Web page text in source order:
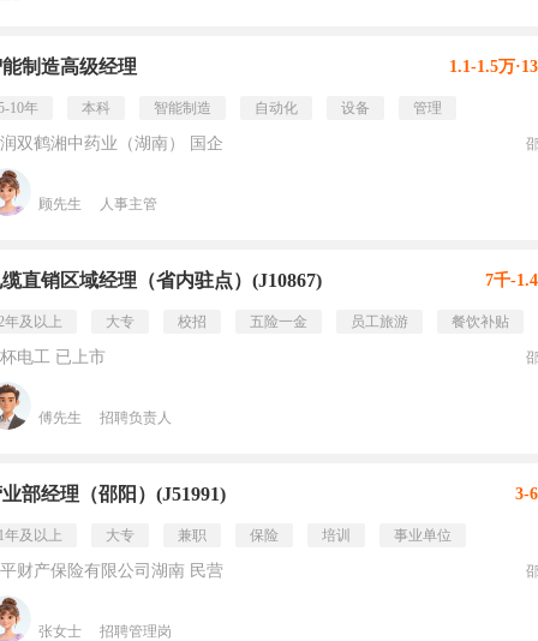
制造高级经理 1.1-1.5万
10年 本科 智能制造 自动化 设备 管理
双鹤湘中药业（湖南） 国企
顾先生 人事主管
直销区域经理（省内驻点）(J10867) 7千-
年及以上 大专 校招 五险一金 员工旅游 餐饮补贴
电工 已上市
傅先生 招聘负责人
部经理（邵阳）(J51991) 3-
年及以上 大专 兼职 保险 培训 事业单位
财产保险有限公司湖南 民营
张女士 招聘管理岗